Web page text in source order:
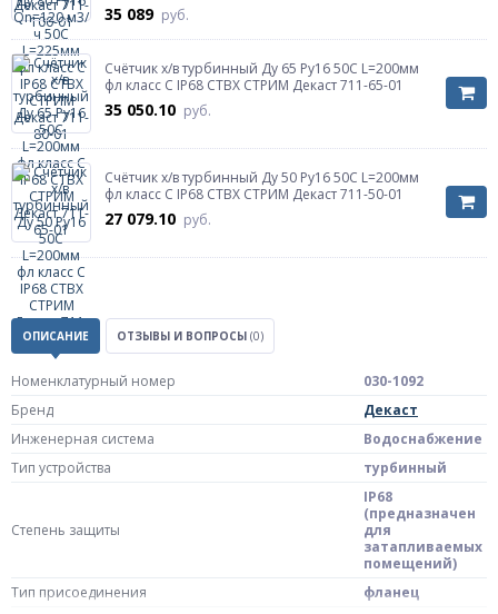
35 089 руб.
Счётчик х/в турбинный Ду 65 Ру16 50С L=200мм
фл класс C IP68 СТВХ СТРИМ Декаст 711-65-01
35 050.10 руб.
Счётчик х/в турбинный Ду 50 Ру16 50С L=200мм
фл класс C IP68 СТВХ СТРИМ Декаст 711-50-01
27 079.10 руб.
ОПИСАНИЕ ОТЗЫВЫ И ВОПРОСЫ (0)
Номенклатурный номер
030-1092
Бренд
Декаст
Инженерная система
Водоснабжение
Тип устройства
турбинный
Степень защиты
IP68
(предназначен
для
затапливаемых
помещений)
Тип присоединения
фланец